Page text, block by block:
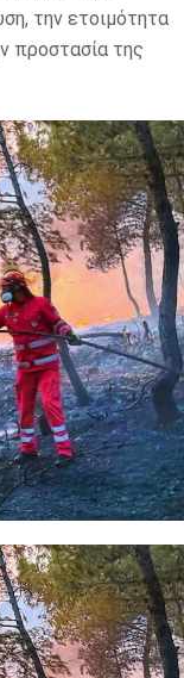
την ετοιμότητα
προστασία της